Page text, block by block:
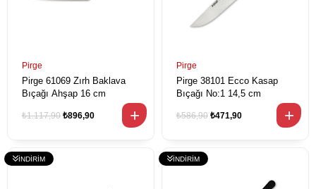
Pirge
Pirge 61069 Zırh Baklava
Bıçağı Ahşap 16 cm
₺896,90
₺1.117,90
Pirge
Pirge 38101 Ecco Kasap
Bıçağı No:1 14,5 cm
₺471,90
₺586,90